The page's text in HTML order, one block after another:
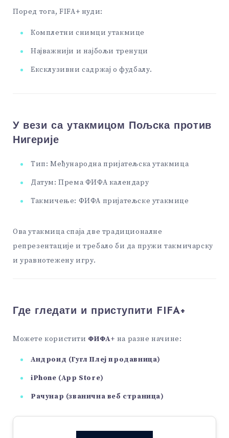
Поред тога, FIFA+ нуди:
Комплетни снимци утакмице
Најважнији и најбољи тренуци
Ексклузивни садржај о фудбалу.
У вези са утакмицом Пољска против
Нигерије
Тип: Међународна пријатељска утакмица
Датум: Према ФИФА календару
Такмичење: ФИФА пријатељске утакмице
Ова утакмица спаја две традиционалне
репрезентације и требало би да пружи такмичарску
и уравнотежену игру.
Где гледати и приступити FIFA+
Можете користити ФИФА+ на разне начине:
Андроид (Гугл Плеј продавница)
iPhone (App Store)
Рачунар (званична веб страница)